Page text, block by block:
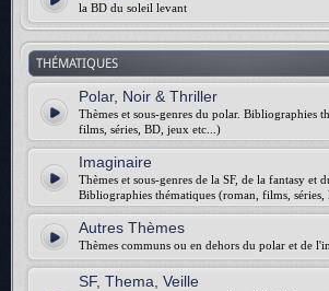
la BD du soleil levant
THÉMATIQUES
Polar, Noir & Thriller
Thèmes et sous-genres du polar. Bibliographies
films, séries, BD, jeux etc...)
Imaginaire
Thèmes et sous-genres de la SF, de la fantasy et
Bibliographies thématiques (roman, films,
Autres Thèmes
Thèmes communs ou en dehors du polar et de
SF, Thema, Veille